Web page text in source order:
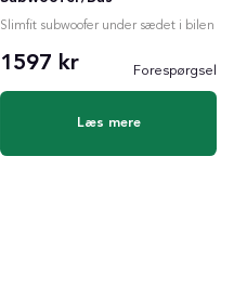
Slimfit subwoofer under sædet i bilen
1597 kr Forespørgsel
Læs mere